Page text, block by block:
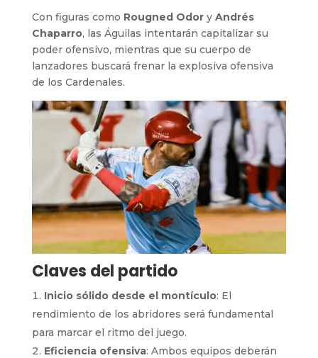
Con figuras como Rougned Odory Andrés
Chaparro, las Águilas intentarán capitalizar su
poder ofensivo, mientras que su cuerpo de
lanzadores buscará frenar la explosiva ofensiva
de los Cardenales.
Claves del partido
Inicio sólido desde el montículo: El
rendimiento de los abridores será fundamental
para marcar el ritmo del juego.
Eficiencia ofensiva: Ambos equipos deberán